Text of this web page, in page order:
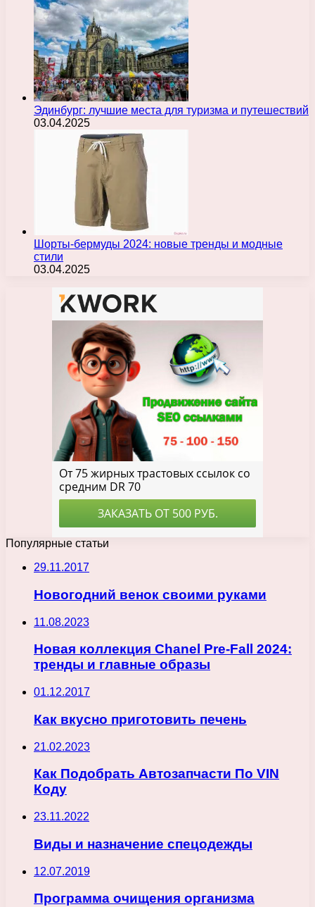
Эдинбург: лучшие места для туризма и путешествий
03.04.2025
Шорты-бермуды 2024: новые тренды и модные
стили
03.04.2025
Популярные статьи
29.11.2017
Новогодний венок своими руками
11.08.2023
Новая коллекция Chanel Pre-Fall 2024:
тренды и главные образы
01.12.2017
Как вкусно приготовить печень
21.02.2023
Как Подобрать Автозапчасти По VIN
Коду
23.11.2022
Виды и назначение спецодежды
12.07.2019
Программа очищения организма